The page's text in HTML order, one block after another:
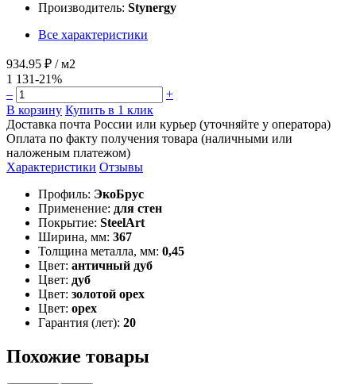
Производитель: Stynergy
Все характеристики
934.95 ₽ / м2
1 131-21%
–
+
В корзину Купить в 1 клик
Доставка почта России или курьер (уточняйте у оператора)
Оплата по факту получения товара (наличными или
наложеным платежом)
Характеристики Отзывы
Профиль: ЭкоБрус
Применение: для стен
Покрытие: SteelArt
Ширина, мм: 367
Толщина металла, мм: 0,45
Цвет: античный дуб
Цвет: дуб
Цвет: золотой орех
Цвет: орех
Гарантия (лет): 20
Похожие товары